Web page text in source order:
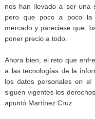
nos han llevado a ser una
pero que poco a poco la
mercado y pareciese que,
poner precio a todo.
Ahora bien, el reto que
a las tecnologías de la
los datos personales en
siguen vigentes los
apuntó Martínez Cruz.